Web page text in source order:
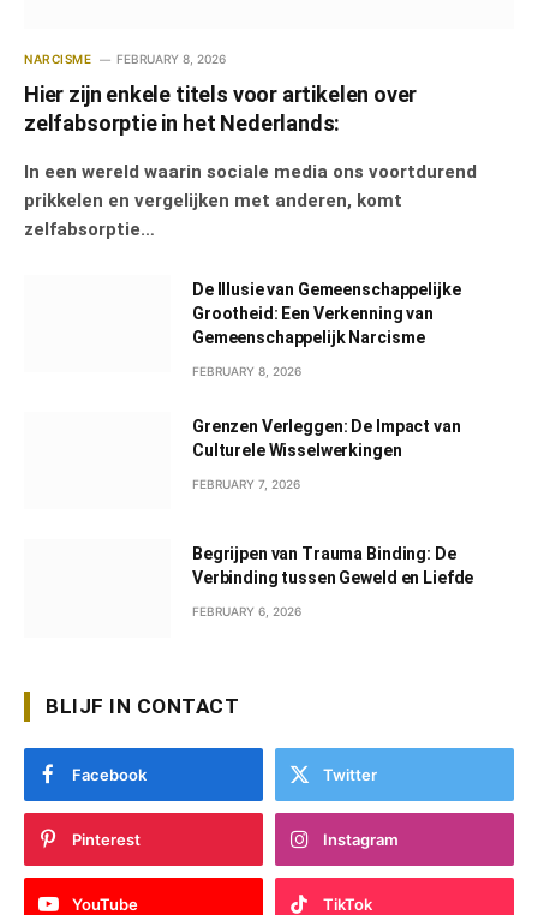
NARCISME FEBRUARY 8, 2026
Hier zijn enkele titels voor artikelen over
zelfabsorptie in het Nederlands:
In een wereld waarin sociale media ons voortdurend
prikkelen en vergelijken met anderen, komt
zelfabsorptie…
De Illusie van Gemeenschappelijke
Grootheid: Een Verkenning van
Gemeenschappelijk Narcisme
FEBRUARY 8, 2026
Grenzen Verleggen: De Impact van
Culturele Wisselwerkingen
FEBRUARY 7, 2026
Begrijpen van Trauma Binding: De
Verbinding tussen Geweld en Liefde
FEBRUARY 6, 2026
BLIJF IN CONTACT
Facebook Twitter
Pinterest Instagram
YouTube TikTok